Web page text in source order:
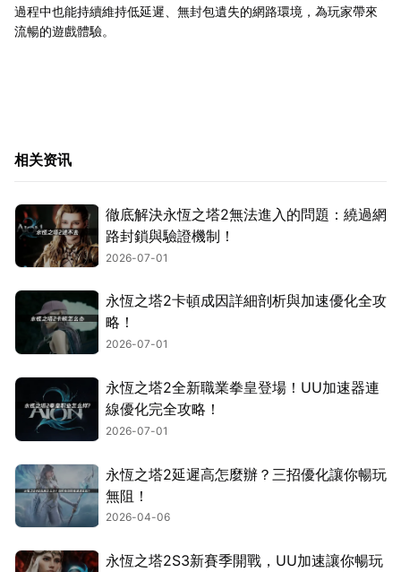
過程中也能持續維持低延遲、無封包遺失的網路環境，為玩家帶來
流暢的遊戲體驗。
相关资讯
徹底解決永恆之塔2無法進入的問題：繞過網
路封鎖與驗證機制！
2026-07-01
永恆之塔2卡頓成因詳細剖析與加速優化全攻
略！
2026-07-01
永恆之塔2全新職業拳皇登場！UU加速器連
線優化完全攻略！
2026-07-01
永恆之塔2延遲高怎麼辦？三招優化讓你暢玩
無阻！
2026-04-06
永恆之塔2S3新賽季開戰，UU加速讓你暢玩